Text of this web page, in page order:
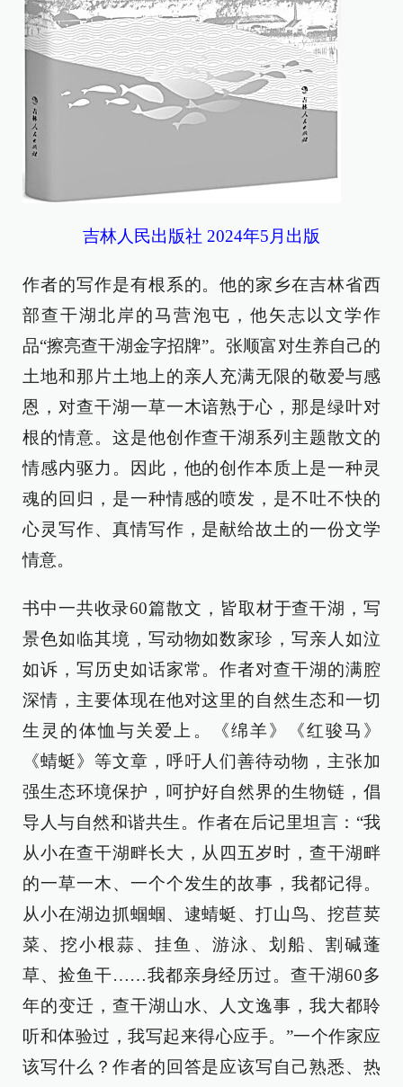
吉林人民出版社 2024年5月出版
作者的写作是有根系的。他的家乡在吉林省西
部查干湖北岸的马营泡屯，他矢志以文学作
品“擦亮查干湖金字招牌”。张顺富对生养自己的
土地和那片土地上的亲人充满无限的敬爱与感
恩，对查干湖一草一木谙熟于心，那是绿叶对
根的情意。这是他创作查干湖系列主题散文的
情感内驱力。因此，他的创作本质上是一种灵
魂的回归，是一种情感的喷发，是不吐不快的
心灵写作、真情写作，是献给故土的一份文学
情意。
书中一共收录60篇散文，皆取材于查干湖，写
景色如临其境，写动物如数家珍，写亲人如泣
如诉，写历史如话家常。作者对查干湖的满腔
深情，主要体现在他对这里的自然生态和一切
生灵的体恤与关爱上。《绵羊》《红骏马》
《蜻蜓》等文章，呼吁人们善待动物，主张加
强生态环境保护，呵护好自然界的生物链，倡
导人与自然和谐共生。作者在后记里坦言：“我
从小在查干湖畔长大，从四五岁时，查干湖畔
的一草一木、一个个发生的故事，我都记得。
从小在湖边抓蝈蝈、逮蜻蜓、打山鸟、挖苣荬
菜、挖小根蒜、挂鱼、游泳、划船、割碱蓬
草、捡鱼干……我都亲身经历过。查干湖60多
年的变迁，查干湖山水、人文逸事，我大都聆
听和体验过，我写起来得心应手。”一个作家应
该写什么？作者的回答是应该写自己熟悉、热